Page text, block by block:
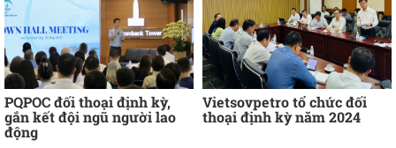
PQPOC đối thoại định kỳ,
gắn kết đội ngũ người lao
động
Vietsovpetro tổ chức đối
thoại định kỳ năm 2024